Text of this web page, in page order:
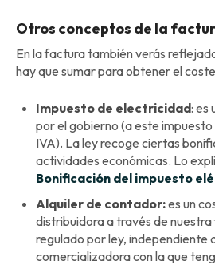
Otros conceptos de la
En la factura también verás
hay que sumar para obtener el
Impuesto de electricidad: es
por el gobierno (a este
IVA). La ley recoge ciertas
actividades económicas. Lo
Bonificación del impuesto
Alquiler de contador:es un
distribuidora a través de
regulado por ley, independiente
comercializadora con la que